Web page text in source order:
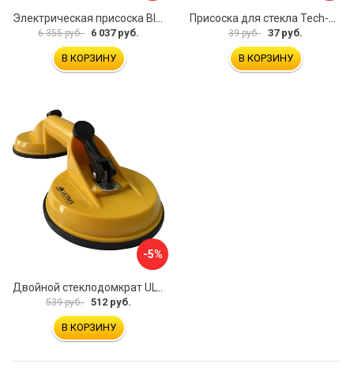
6 355 руб. 6 037 руб.
В КОРЗИНУ
39 руб. 37 руб.
В КОРЗИНУ
-5%
Двойной стеклодомкрат ULTIMA 2
539 руб. 512 руб.
В КОРЗИНУ